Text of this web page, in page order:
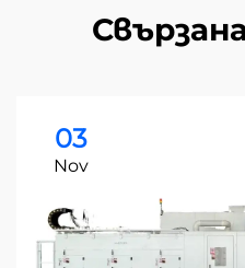
03
Nov